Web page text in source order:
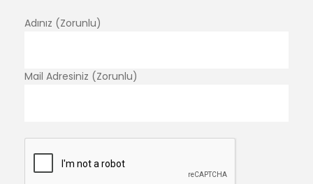
Adınız (Zorunlu)
Mail Adresiniz (Zorunlu)